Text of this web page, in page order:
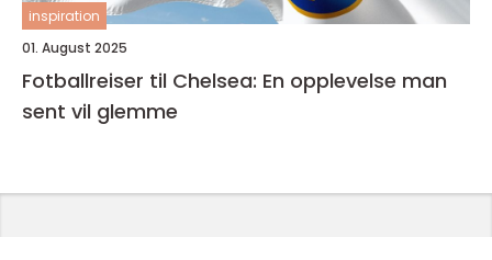
inspiration
01. August 2025
Fotballreiser til Chelsea: En opplevelse man
sent vil glemme